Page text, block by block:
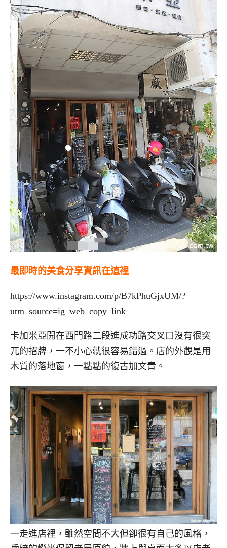
最即時的美食分享資訊在這裡
https://www.instagram.com/p/B7kPhuGjxUM/?
utm_source=ig_web_copy_link
卡加米亞開在西門路二段進成功路交叉口沒有很突
兀的招牌，一不小心就很容易錯過。店的外觀是用
木質的落地窗，一點點的復古加文青。
一走進店裡，雖然空間不大但卻很有自己的風格，